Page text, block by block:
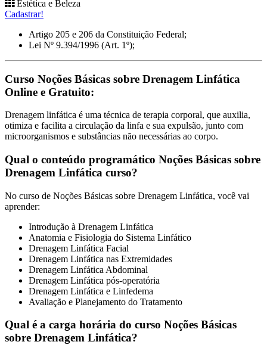
Estética e Beleza
Cadastrar!
Artigo 205 e 206 da Constituição Federal;
Lei Nº 9.394/1996 (Art. 1º);
Curso Noções Básicas sobre Drenagem Linfática
Online e Gratuito:
Drenagem linfática é uma técnica de terapia corporal, que auxilia,
otimiza e facilita a circulação da linfa e sua expulsão, junto com
microorganismos e substâncias não necessárias ao corpo.
Qual o conteúdo programático Noções Básicas sobre
Drenagem Linfática curso?
No curso de Noções Básicas sobre Drenagem Linfática, você vai
aprender:
Introdução à Drenagem Linfática
Anatomia e Fisiologia do Sistema Linfático
Drenagem Linfática Facial
Drenagem Linfática nas Extremidades
Drenagem Linfática Abdominal
Drenagem Linfática pós-operatória
Drenagem Linfática e Linfedema
Avaliação e Planejamento do Tratamento
Qual é a carga horária do curso Noções Básicas
sobre Drenagem Linfática?